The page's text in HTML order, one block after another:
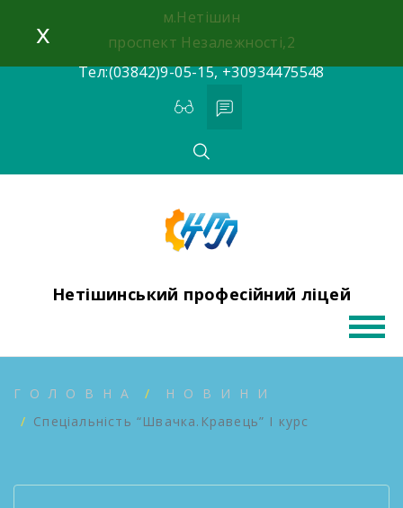
content
м.Нетішин
проспект Незалежності,2
Тел:(03842)9-05-15, +30934475548
Нетішинський професійний ліцей
ГОЛОВНА
НОВИНИ
Спеціальність “Швачка.Кравець” І курс
x